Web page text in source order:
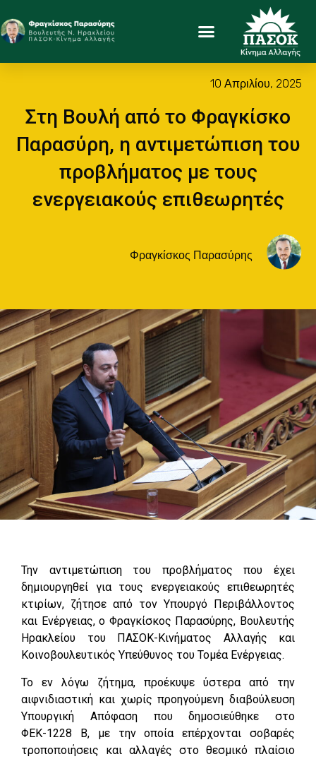
10 Απριλίου, 2025
Στη Βουλή από το Φραγκίσκο
Παρασύρη, η αντιμετώπιση του
προβλήματος με τους
ενεργειακούς επιθεωρητές
Φραγκίσκος Παρασύρης
Την αντιμετώπιση του προβλήματος που έχει
δημιουργηθεί για τους ενεργειακούς επιθεωρητές
κτιρίων, ζήτησε από τον Υπουργό Περιβάλλοντος
και Ενέργειας, ο Φραγκίσκος Παρασύρης, Βουλευτής
Ηρακλείου του ΠΑΣΟΚ-Κινήματος Αλλαγής και
Κοινοβουλευτικός Υπεύθυνος του Τομέα Ενέργειας.
Το εν λόγω ζήτημα, προέκυψε ύστερα από την
αιφνιδιαστική και χωρίς προηγούμενη διαβούλευση
Υπουργική Απόφαση που δημοσιεύθηκε στο
ΦΕΚ-1228 Β, με την οποία επέρχονται σοβαρές
τροποποιήσεις και αλλαγές στο θεσμικό πλαίσιο